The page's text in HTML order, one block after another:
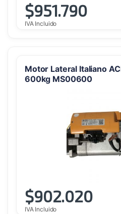
$951.790
IVA Incluido
Motor Lateral Italiano
600kg MS00600
$902.020
IVA Incluido